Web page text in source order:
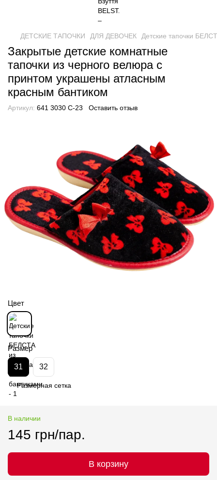
ДЕТСКИЕ ТАПОЧКИ ДЛЯ ДЕВОЧЕК Детские тапочки
Закрытые детские комнатные
тапочки из черного велюра с
принтом украшены атласным
красным бантиком
Артикул: 641 3030 С-23 Оставить отзыв
Цвет
Размер
31 32
Размерная сетка
В наличии
145 грн/пар.
В корзину